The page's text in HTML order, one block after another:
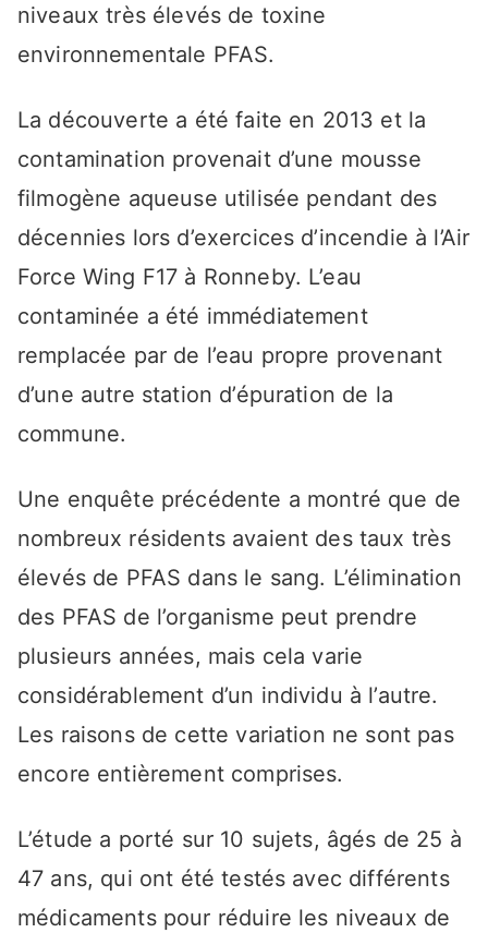
niveaux très élevés de toxine
environnementale PFAS.
La découverte a été faite en 2013 et la
contamination provenait d’une mousse
filmogène aqueuse utilisée pendant des
décennies lors d’exercices d’incendie à l’Air
Force Wing F17 à Ronneby. L’eau
contaminée a été immédiatement
remplacée par de l’eau propre provenant
d’une autre station d’épuration de la
commune.
Une enquête précédente a montré que de
nombreux résidents avaient des taux très
élevés de PFAS dans le sang. L’élimination
des PFAS de l’organisme peut prendre
plusieurs années, mais cela varie
considérablement d’un individu à l’autre.
Les raisons de cette variation ne sont pas
encore entièrement comprises.
L’étude a porté sur 10 sujets, âgés de 25 à
47 ans, qui ont été testés avec différents
médicaments pour réduire les niveaux de